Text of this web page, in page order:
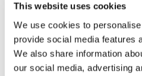
This website uses cookies
We use cookies to
provide social media features
We also share information
our social media, advertising